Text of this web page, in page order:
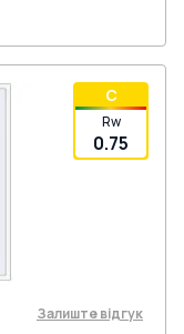
C
Rw
0.75
Залиште відгук